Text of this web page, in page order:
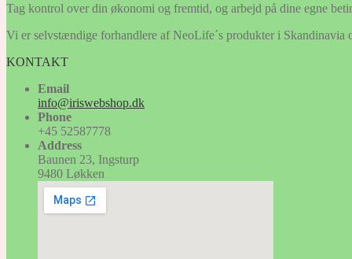
Tag kontrol over din økonomi og fremtid, og arbejd på dine egne
Vi er selvstændige forhandlere af NeoLife´s produkter i Skandinavia
KONTAKT
Email
info@iriswebshop.dk
Phone
+45 52587778
Address
Baunen 23, Ingsturp
9480 Løkken